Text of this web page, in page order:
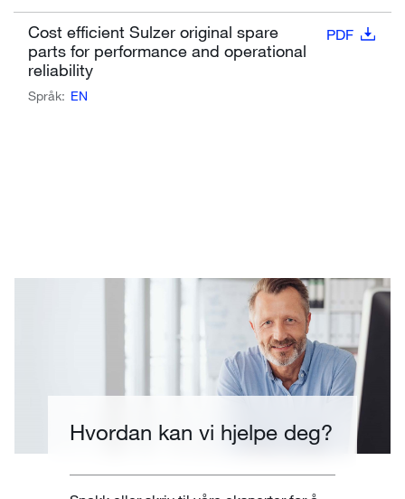
Cost efficient Sulzer original spare
parts for performance and operational
reliability
PDF
Språk: EN
Hvordan kan vi hjelpe deg?